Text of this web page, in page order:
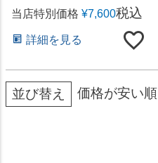
当店特別価格 ¥7,600税込
詳細を見る
並び替え 価格が安い順